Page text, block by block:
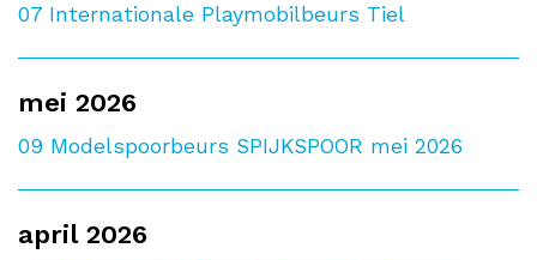
07 Internationale Playmobilbeurs Tiel
mei 2026
09 Modelspoorbeurs SPIJKSPOOR mei 2026
april 2026